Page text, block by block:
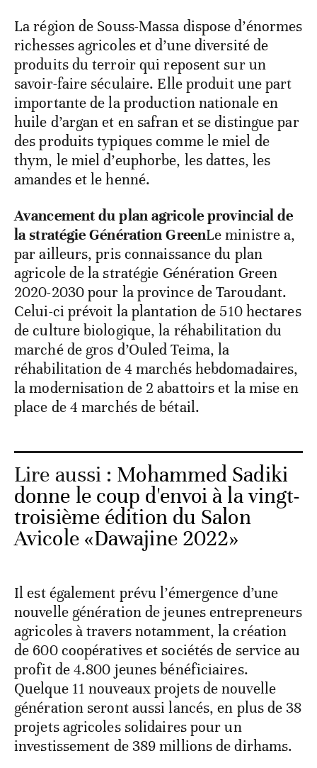
La région de Souss-Massa dispose d’énormes
richesses agricoles et d’une diversité de
produits du terroir qui reposent sur un
savoir-faire séculaire. Elle produit une part
importante de la production nationale en
huile d’argan et en safran et se distingue par
des produits typiques comme le miel de
thym, le miel d’euphorbe, les dattes, les
amandes et le henné.
Avancement du plan agricole provincial de
la stratégie Génération GreenLe ministre a,
par ailleurs, pris connaissance du plan
agricole de la stratégie Génération Green
2020-2030 pour la province de Taroudant.
Celui-ci prévoit la plantation de 510 hectares
de culture biologique, la réhabilitation du
marché de gros d’Ouled Teima, la
réhabilitation de 4 marchés hebdomadaires,
la modernisation de 2 abattoirs et la mise en
place de 4 marchés de bétail.
Lire aussi : Mohammed Sadiki
donne le coup d'envoi à la vingt-
troisième édition du Salon
Avicole «Dawajine 2022»
Il est également prévu l’émergence d’une
nouvelle génération de jeunes entrepreneurs
agricoles à travers notamment, la création
de 600 coopératives et sociétés de service au
profit de 4.800 jeunes bénéficiaires.
Quelque 11 nouveaux projets de nouvelle
génération seront aussi lancés, en plus de 38
projets agricoles solidaires pour un
investissement de 389 millions de dirhams.